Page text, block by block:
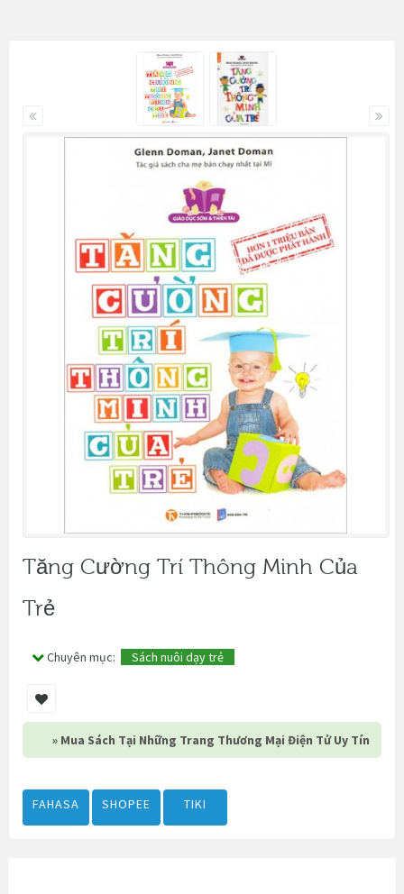
Tăng Cường Trí Thông Minh Của
Trẻ
Chuyên mục: Sách nuôi dạy trẻ
» Mua Sách Tại Những Trang Thương Mại Điện Tử Uy Tín
FAHASA SHOPEE TIKI